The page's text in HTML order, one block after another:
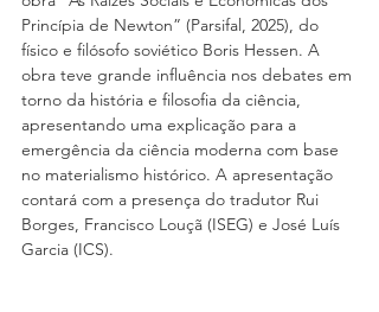
Princípia de Newton” (Parsifal, 2025), do
físico e filósofo soviético Boris Hessen. A
obra teve grande influência nos debates em
torno da história e filosofia da ciência,
apresentando uma explicação para a
emergência da ciência moderna com base
no materialismo histórico. A apresentação
contará com a presença do tradutor Rui
Borges, Francisco Louçã (ISEG) e José Luís
Garcia (ICS).